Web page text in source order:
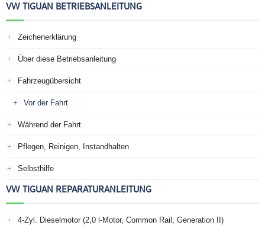
VW TIGUAN BETRIEBSANLEITUNG
Zeichenerklärung
Über diese Betriebsanleitung
Fahrzeugübersicht
Vor der Fahrt
Während der Fahrt
Pflegen, Reinigen, Instandhalten
Selbsthilfe
VW TIGUAN REPARATURANLEITUNG
4-Zyl. Dieselmotor (2,0 l-Motor, Common Rail, Generation II)